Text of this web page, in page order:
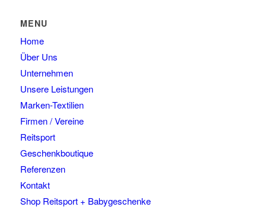
MENU
Home
Über Uns
Unternehmen
Unsere Leistungen
Marken-Textilien
Firmen / Vereine
Reitsport
Geschenkboutique
Referenzen
Kontakt
Shop Reitsport + Babygeschenke